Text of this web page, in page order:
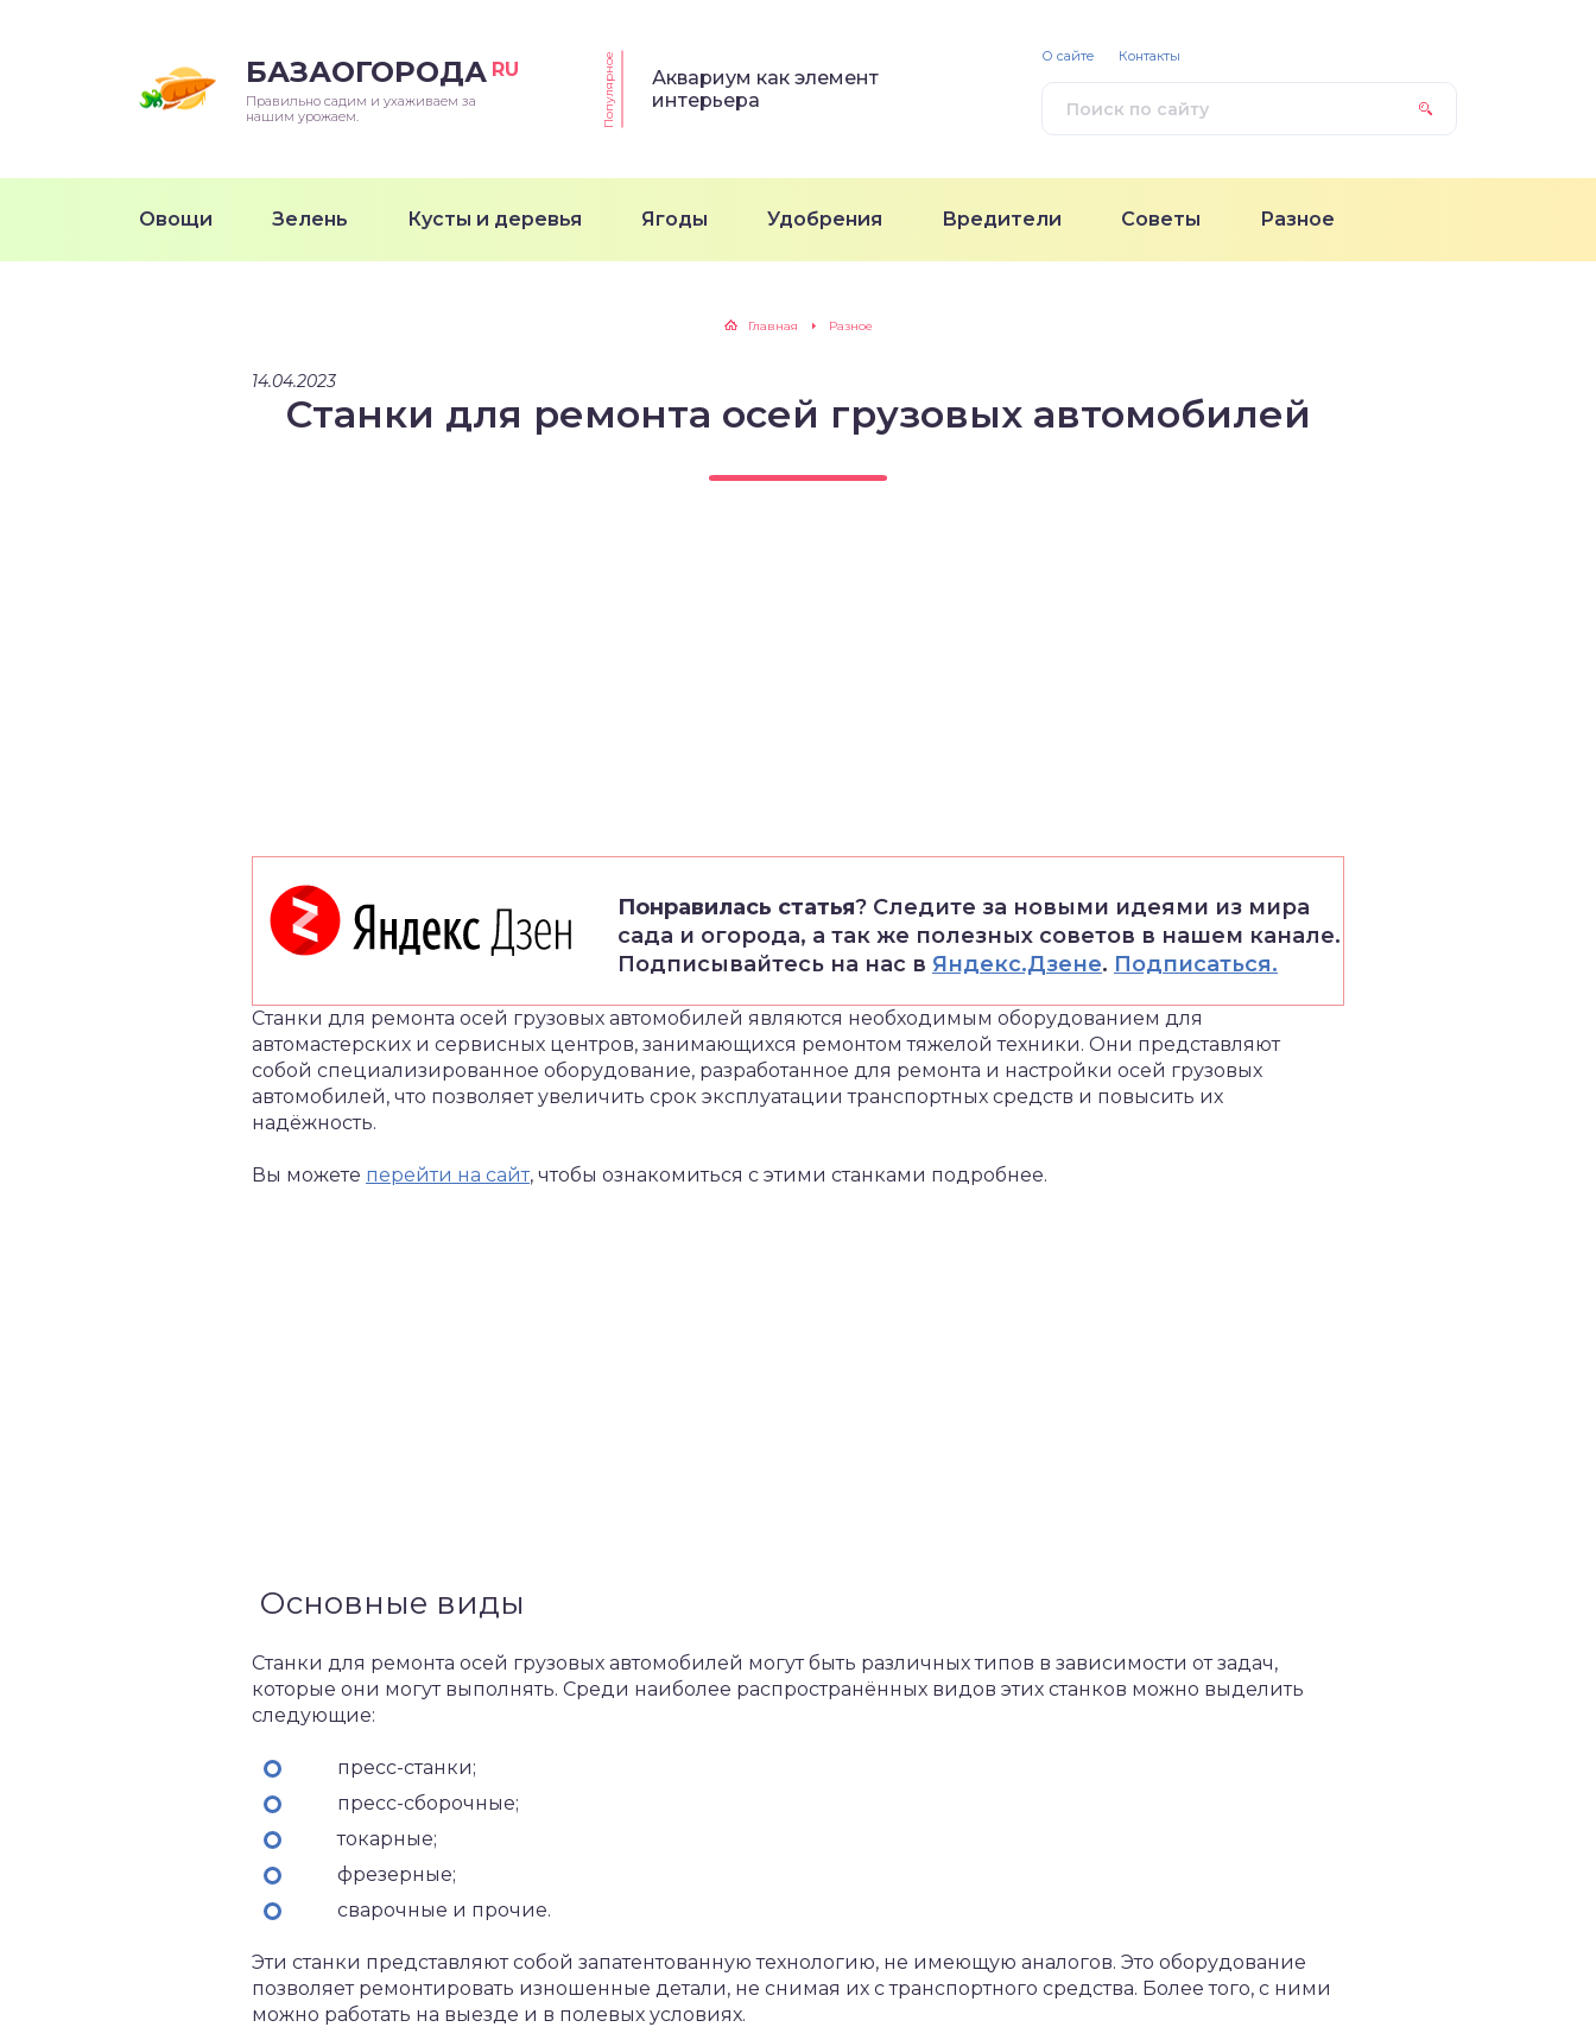
БАЗАОГОРОДА RU
Правильно садим и ухаживаем за
нашим урожаем.
Популярное
Аквариум как элемент
интерьера
Овощи Зелень Кусты и деревья Ягоды Удобрения Вредители Советы Разное
О сайте Контакты
Главная Разное
14.04.2023
Станки для ремонта осей грузовых автомобилей
Понравилась статья? Следите за новыми идеями из мира
сада и огорода, а так же полезных советов в нашем канале.
Подписывайтесь на нас в Яндекс.Дзене. Подписаться.
Станки для ремонта осей грузовых автомобилей являются необходимым оборудованием для
автомастерских и сервисных центров, занимающихся ремонтом тяжелой техники. Они представляют
собой специализированное оборудование, разработанное для ремонта и настройки осей грузовых
автомобилей, что позволяет увеличить срок эксплуатации транспортных средств и повысить их
надёжность.
Вы можете перейти на сайт, чтобы ознакомиться с этими станками подробнее.
Основные виды
Станки для ремонта осей грузовых автомобилей могут быть различных типов в зависимости от задач,
которые они могут выполнять. Среди наиболее распространённых видов этих станков можно выделить
следующие:
пресс-станки;
пресс-сборочные;
токарные;
фрезерные;
сварочные и прочие.
Эти станки представляют собой запатентованную технологию, не имеющую аналогов. Это оборудование
позволяет ремонтировать изношенные детали, не снимая их с транспортного средства. Более того, с ними
можно работать на выезде и в полевых условиях.